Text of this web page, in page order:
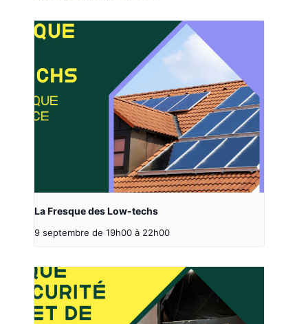
La Fresque des Low-techs
9 septembre de 19h00 à 22h00